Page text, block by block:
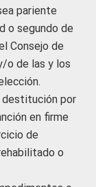
pariente
o segundo de
Consejo de
o de las y los
destitución por
en firme
de
o